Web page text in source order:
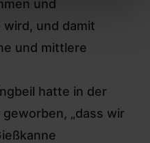
und
und damit
und mittlere
hatte in der
geworben, „dass wir